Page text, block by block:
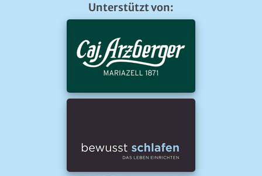
Unterstützt von: